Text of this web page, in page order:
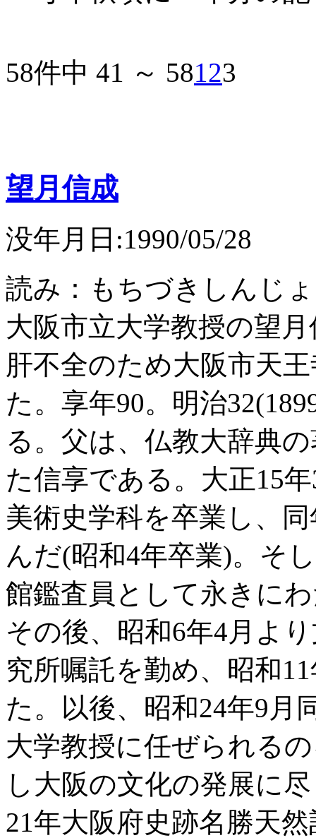
58件中 41 ～ 58123
望月信成
没年月日:1990/05/28
読み：もちづきしんじ
大阪市立大学教授の望
肝不全のため大阪市天
た。享年90。明治
る。父は、仏教大辞典
た信享である。大正15
美術史学科を卒業し、
んだ(昭和4年卒業)。そ
館鑑査員として永きに
その後、昭和6年4月よ
究所嘱託を勤め、昭和
た。以後、昭和24年9月
大学教授に任ぜられる
し大阪の文化の発展に
21年大阪府史跡名勝天